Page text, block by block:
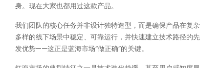
身。现在大家也都用过这款产品。
我们团队的核心任务并非设计独特造型，而是确保产品在复杂
多样的线下场景中稳定、可靠运行，并快速建立技术路径的先
发优势——这正是蓝海市场“做正确”的关键。